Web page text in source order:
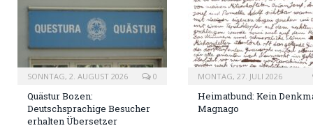
SONNTAG, 2. AUGUST 2026 0
Quästur Bozen:
Deutschsprachige Besucher
erhalten Übersetzer
MONTAG, 27. JULI 2026
Heimatbund: Kein
Magnago